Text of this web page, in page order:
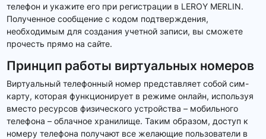
телефон и укажите его при регистрации в LEROY MERLIN.
Полученное сообщение с кодом подтверждения,
необходимым для создания учетной записи, вы сможете
прочесть прямо на сайте.
Принцип работы виртуальных номеров
Виртуальный телефонный номер представляет собой сим-
карту, которая функционирует в режиме онлайн, используя
вместо ресурсов физического устройства – мобильного
телефона – облачное хранилище. Таким образом, доступ к
номеру телефона получают все желающие пользователи в